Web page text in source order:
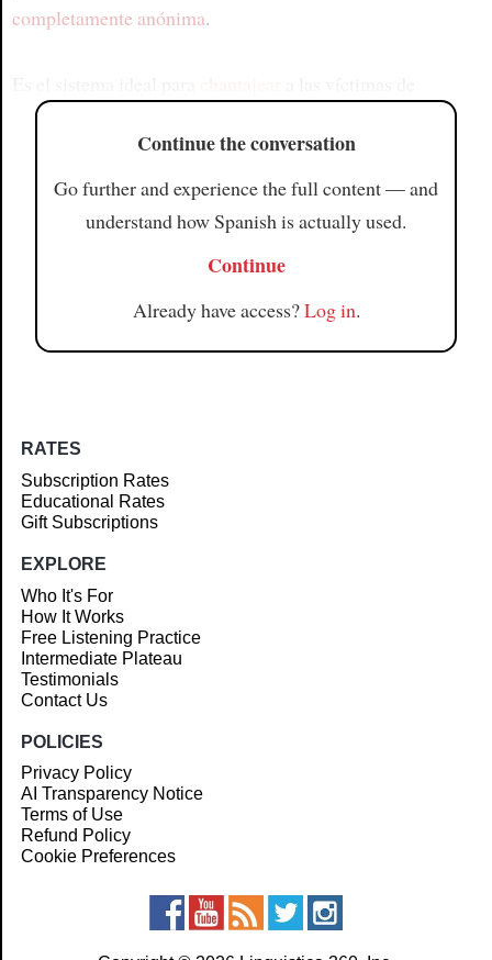
completamente anónima.
Continue the conversation
Go further and experience the full content — and
understand how Spanish is actually used.
Continue
Already have access?Log in.
RATES
Subscription Rates
Educational Rates
Gift Subscriptions
EXPLORE
Who It's For
How It Works
Free Listening Practice
Intermediate Plateau
Testimonials
Contact Us
POLICIES
Privacy Policy
AI Transparency Notice
Terms of Use
Refund Policy
Cookie Preferences